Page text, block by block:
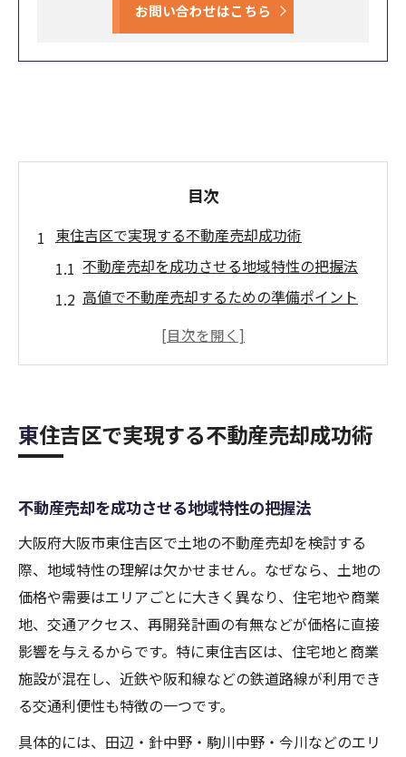
お問い合わせはこちら
目次
東住吉区で実現する不動産売却成功術
不動産売却を成功させる地域特性の把握法
高値で不動産売却するための準備ポイント
東住吉区で不動産売却を始める第一歩
土地売却を考えるなら知るべき相場動向
不動産売却で重要な土地相場の読み解き方
係
不動産売却前に知りたい土地の最新価格情
報
土地売却時に活用したい相場分析のコツ
不動産売却を有利に進める価格設定の考え
方
不動産売却に役立つ東住吉区の市場分析
不動産売却に必要な東住吉区市場データ解
説
東住吉区で実現する不動産売却成功術
不動産売却を成功させる地域特性の把握法
大阪府大阪市東住吉区で土地の不動産売却を検討する
際、地域特性の理解は欠かせません。なぜなら、土地の
価格や需要はエリアごとに大きく異なり、住宅地や商業
地、交通アクセス、再開発計画の有無などが価格に直接
影響を与えるからです。特に東住吉区は、住宅地と商業
施設が混在し、近鉄や阪和線などの鉄道路線が利用でき
る交通利便性も特徴の一つです。
具体的には、田辺・針中野・駒川中野・今川などのエリ